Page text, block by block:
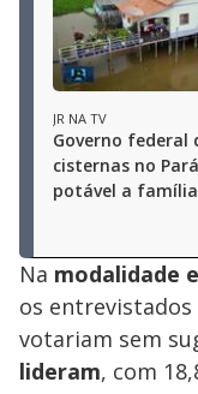
JR NA TV
Governo federal
cisternas no
potável a
Na modalidade
os
votariam sem
lideram, com